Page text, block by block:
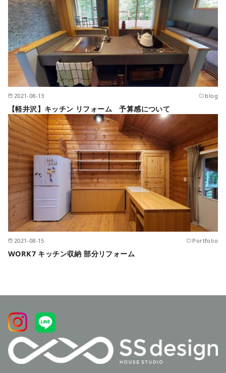
2021-08-13 blog
【軽井沢】キッチン リフォーム 予算感について
2021-08-15 Portfolio
WORK7 キッチン収納 部分リフォーム